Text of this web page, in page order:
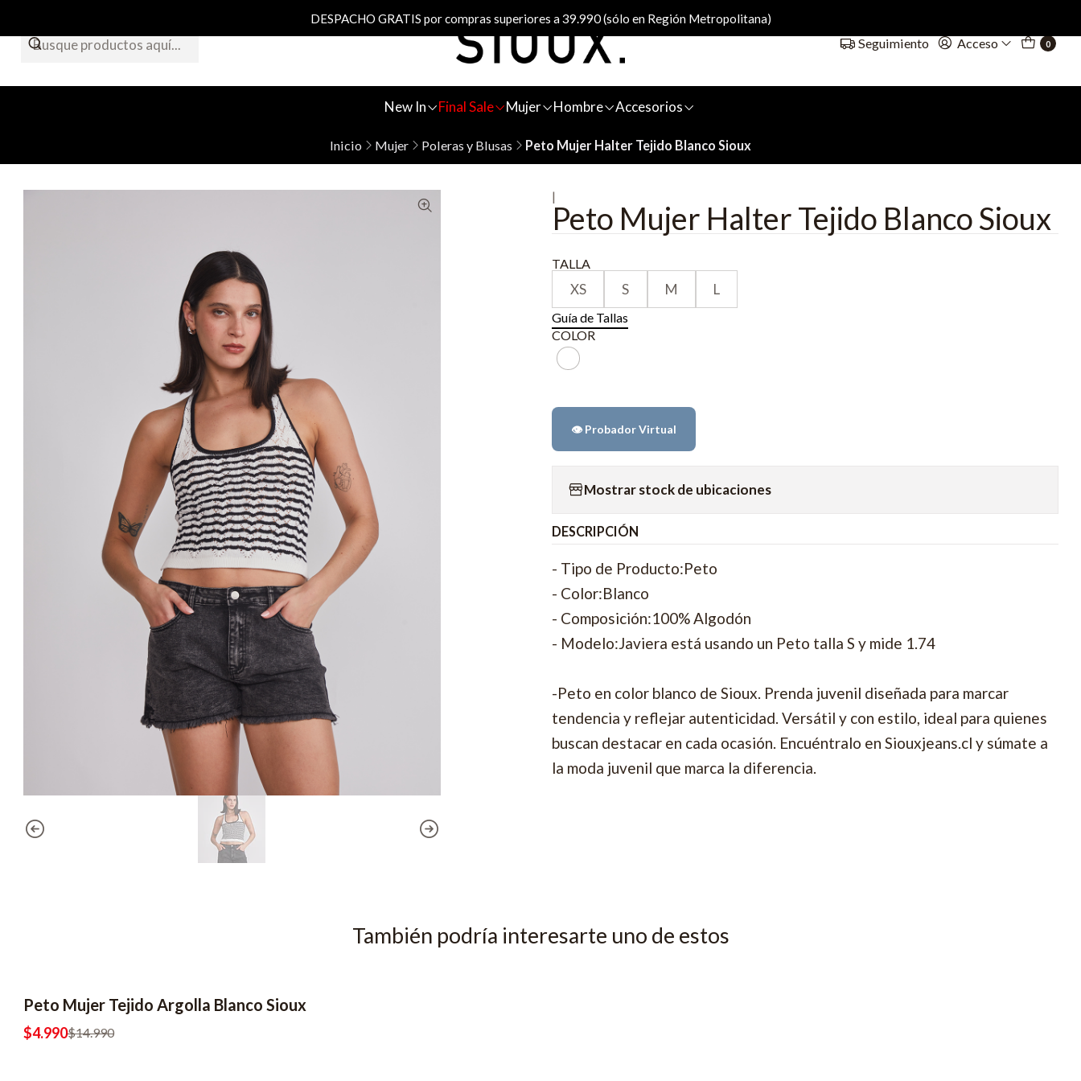
Seguimiento Acceso 0
New In Final Sale Mujer Hombre Accesorios
DESPACHO GRATIS por compras superiores a 39.990 (sólo en Región Metropolitana)
Inicio Mujer Poleras y Blusas Peto Mujer Halter Tejido Blanco Sioux
|
Peto Mujer Halter Tejido Blanco Sioux
TALLA
XS S M L
Guía de Tallas
COLOR
👁️ Probador Virtual
Mostrar stock de ubicaciones
DESCRIPCIÓN
- Tipo de Producto:Peto
- Color:Blanco
- Composición:100% Algodón
- Modelo:Javiera está usando un Peto talla S y mide 1.74
-Peto en color blanco de Sioux. Prenda juvenil diseñada para marcar
tendencia y reflejar autenticidad. Versátil y con estilo, ideal para quienes
buscan destacar en cada ocasión. Encuéntralo en Siouxjeans.cl y súmate a
la moda juvenil que marca la diferencia.
También podría interesarte uno de estos
-67% OFF
2x6990
Peto Mujer Tejido Argolla Blanco Sioux
$4.990$14.990